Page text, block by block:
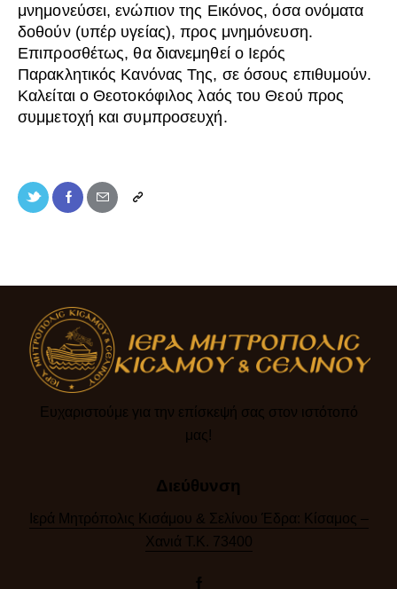
μνημονεύσει, ενώπιον της Εικόνος, όσα ονόματα
δοθούν (υπέρ υγείας), προς μνημόνευση.
Επιπροσθέτως, θα διανεμηθεί ο Ιερός
Παρακλητικός Κανόνας Της, σε όσους επιθυμούν.
Καλείται ο Θεοτοκόφιλος λαός του Θεού προς
συμμετοχή και συμπροσευχή.
Ευχαριστούμε για την επίσκεψή σας στον ιστότοπό
μας!​
Διεύθυνση
Ιερά Μητρόπολις Κισάμου & Σελίνου Έδρα: Κίσαμος –
Χανιά Τ.Κ. 73400